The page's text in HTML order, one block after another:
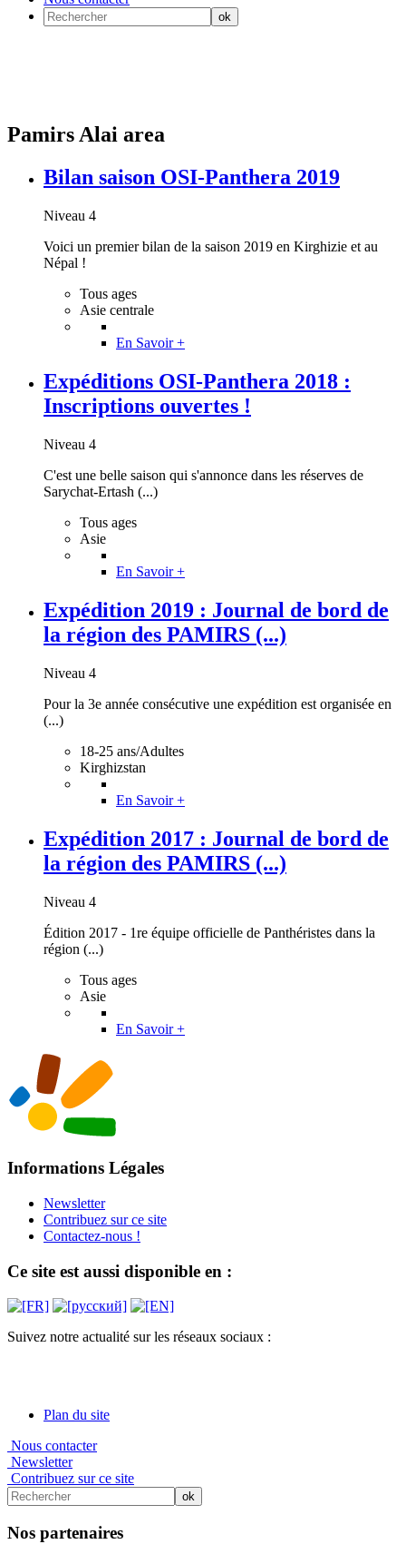
Pamirs Alai area
Bilan saison OSI-Panthera 2019
Niveau 4
Voici un premier bilan de la saison 2019 en Kirghizie et au
Népal !
Tous ages
Asie centrale
En Savoir +
Expéditions OSI-Panthera 2018 :
Inscriptions ouvertes !
Niveau 4
C'est une belle saison qui s'annonce dans les réserves de
Sarychat-Ertash (...)
Tous ages
Asie
En Savoir +
Expédition 2019 : Journal de bord de
la région des PAMIRS (...)
Niveau 4
Pour la 3e année consécutive une expédition est organisée en
(...)
18-25 ans/Adultes
Kirghizstan
En Savoir +
Expédition 2017 : Journal de bord de
la région des PAMIRS (...)
Niveau 4
Édition 2017 - 1re équipe officielle de Panthéristes dans la
région (...)
Tous ages
Asie
En Savoir +
Informations Légales
Newsletter
Contribuez sur ce site
Contactez-nous !
Ce site est aussi disponible en :
Suivez notre actualité sur les réseaux sociaux :
Plan du site
Nous contacter
Newsletter
Contribuez sur ce site
Nos partenaires